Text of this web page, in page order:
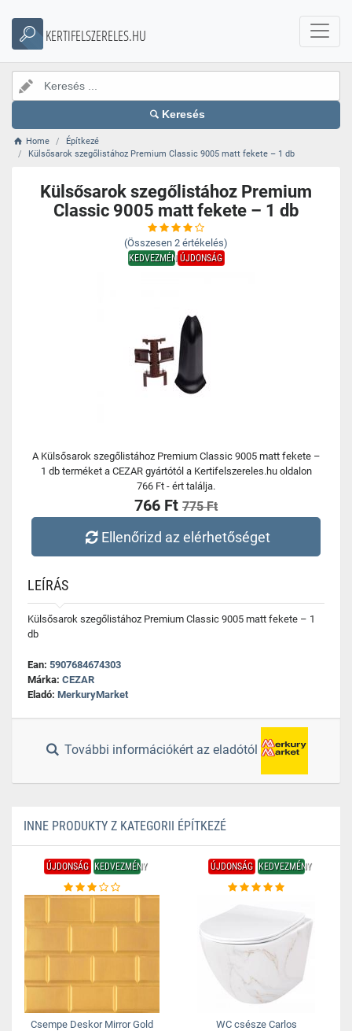
KERTIFELSZERELES.HU
Keresés
Home
Építkezé
Külsősarok szegőlistához Premium Classic 9005 matt fekete – 1 db
Külsősarok szegőlistához Premium
Classic 9005 matt fekete – 1 db
(Összesen 2 értékelés)
KEDVEZMÉNYÚJDONSÁG
A Külsősarok szegőlistához Premium Classic 9005 matt fekete –
1 db terméket a CEZAR gyártótól a Kertifelszereles.hu oldalon
766 Ft - ért találja.
766 Ft 775 Ft
Ellenőrizd az elérhetőséget
LEÍRÁS
Külsősarok szegőlistához Premium Classic 9005 matt fekete – 1
db
Ean: 5907684674303
Márka: CEZAR
Eladó: MerkuryMarket
További információkért az eladótól
INNE PRODUKTY Z KATEGORII ÉPÍTKEZÉ
ÚJDONSÁG KEDVEZMÉNY
Csempe Deskor Mirror Gold
ÚJDONSÁG KEDVEZMÉNY
WC csésze Carlos